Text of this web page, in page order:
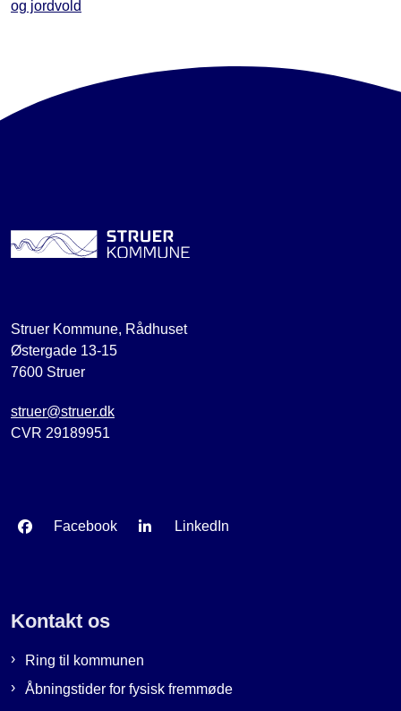
og jordvold
Struer Kommune, Rådhuset
Østergade 13-15
7600 Struer
struer@struer.dk
CVR 29189951
Facebook LinkedIn
Kontakt os
Ring til kommunen
Åbningstider for fysisk fremmøde